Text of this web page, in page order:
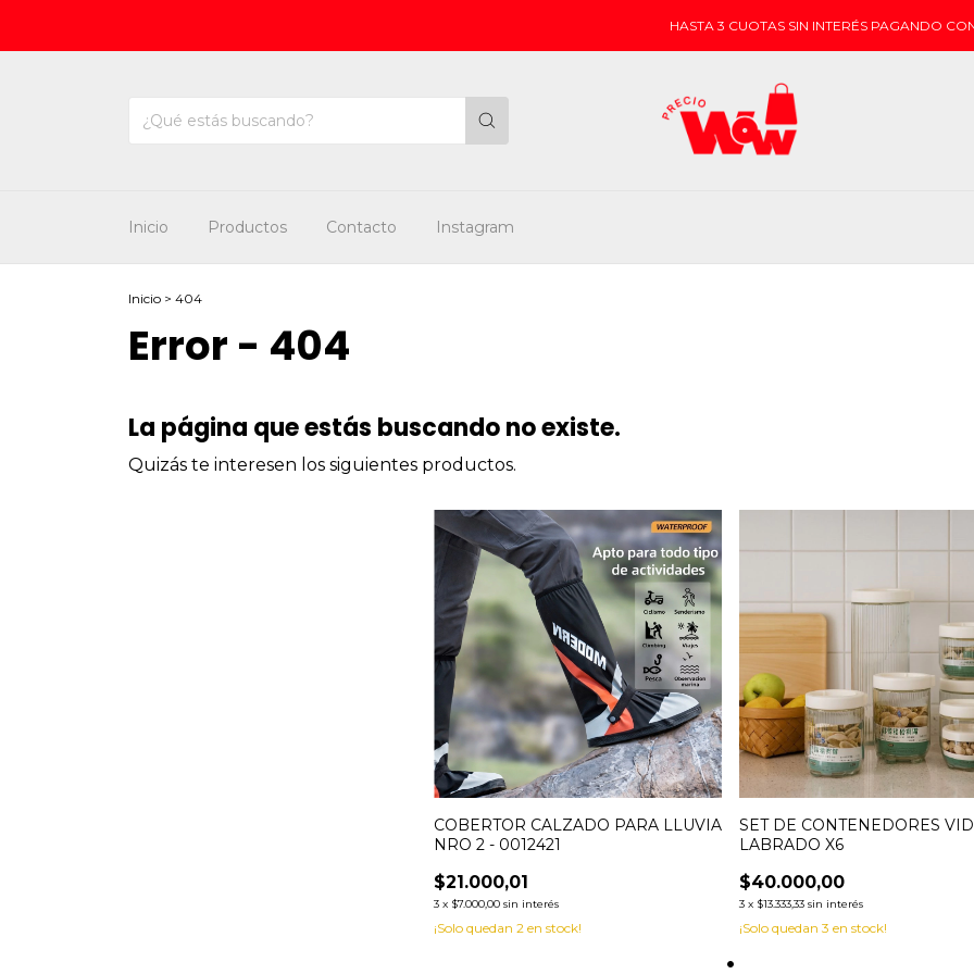
HASTA 3 CUOTAS SIN INTERÉS PAGANDO
Inicio Productos Contacto Instagram
Inicio > 404
Error - 404
La página que estás buscando no existe.
Quizás te interesen los siguientes productos.
COBERTOR CALZADO PARA LLUVIA
NRO 2 - 0012421
$21.000,01
3 x $7.000,00 sin interés
¡Solo quedan 2 en stock!
SET DE CONTENEDORES
LABRADO X6
$40.000,00
3 x $13.333,33 sin interés
¡Solo quedan 3 en stock!